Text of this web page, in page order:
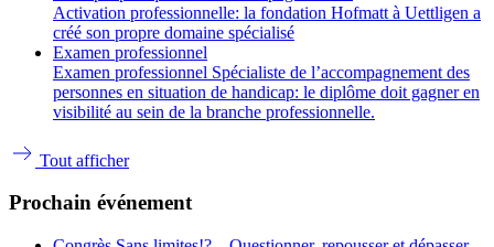
Activation professionnelle: la fondation Hofmatt à Uettligen a
créé son propre domaine spécialisé
Examen professionnel
Examen professionnel Spécialiste de l’accompagnement des
personnes en situation de handicap: le diplôme doit gagner en
visibilité au sein de la branche professionnelle.
Tout afficher
Prochain événement